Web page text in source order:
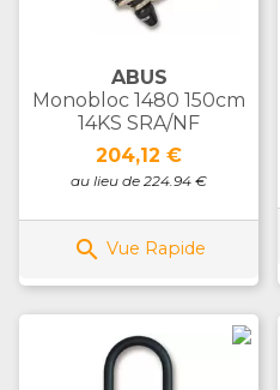
ABUS
Monobloc 1480 150cm
14KS SRA/NF
Prix
204,12 €
au lieu de 224.94 €
 Vue Rapide